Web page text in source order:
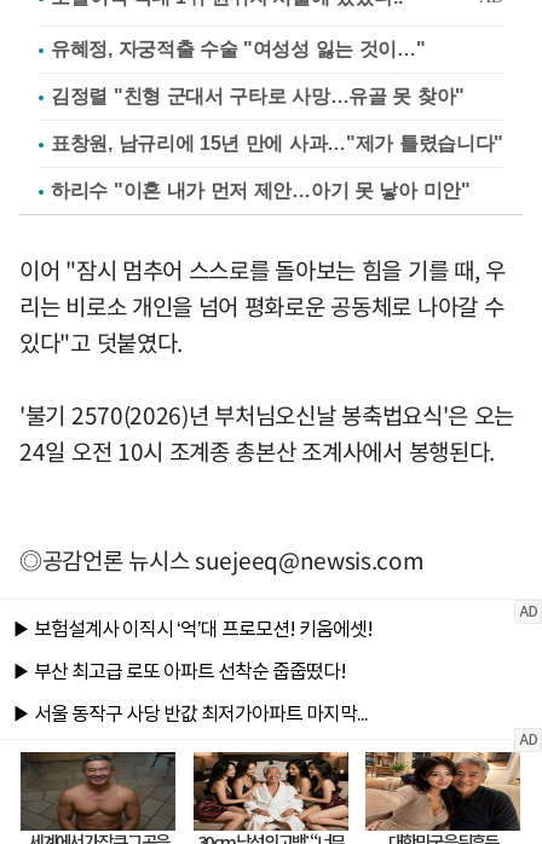
유혜정, 자궁적출 수술 "여성성 잃는 것이…"
김정렬 "친형 군대서 구타로 사망…유골 못 찾아"
표창원, 남규리에 15년 만에 사과…"제가 틀렸습니다"
하리수 "이혼 내가 먼저 제안…아기 못 낳아 미안"
이어 "잠시 멈추어 스스로를 돌아보는 힘을 기를 때, 우
리는 비로소 개인을 넘어 평화로운 공동체로 나아갈 수
있다"고 덧붙였다.
'불기 2570(2026)년 부처님오신날 봉축법요식'은 오는
24일 오전 10시 조계종 총본산 조계사에서 봉행된다.
◎공감언론 뉴시스suejeeq@newsis.com